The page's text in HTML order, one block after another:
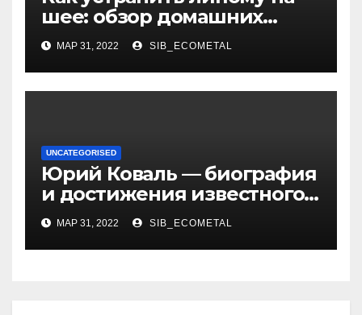
шее: обзор домашних
методов лечения
МАР 31, 2022 SIB_ECOMETAL
UNCATEGORISED
Юрий Коваль — биография
и достижения известного
украинского дизайнера
МАР 31, 2022 SIB_ECOMETAL